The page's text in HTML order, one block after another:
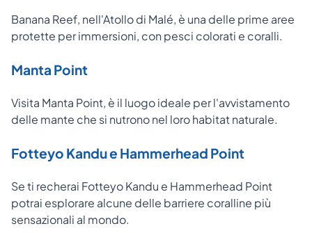
Banana Reef, nell'Atollo di Malé, è una delle prime aree
protette per immersioni, con pesci colorati e coralli.
Manta Point
Visita Manta Point, è il luogo ideale per l'avvistamento
delle mante che si nutrono nel loro habitat naturale.
Fotteyo Kandu e Hammerhead Point
Se ti recherai Fotteyo Kandu e Hammerhead Point
potrai esplorare alcune delle barriere coralline più
sensazionali al mondo.